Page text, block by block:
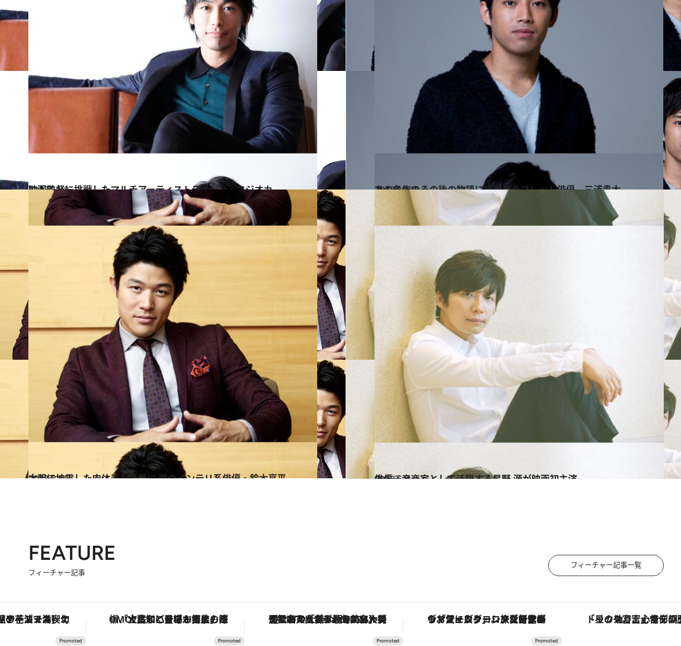
2013.11.8
映画監督に挑戦したマルチアーティストディーン・フジオカ
カルチャー 2013.10.11
あの名作のその後の物語に挑戦サラブレッド俳優 三浦貴大
カルチャー
2013.8.16
大胆に披露した肉体美も話題に 噂のインテリ系俳優・鈴木亮平
カルチャー 2013.6.7
俳優、音楽家として活躍する星野 源が映画初主演
カルチャー
FEATURE
フィーチャー記事
フィーチャー記事一覧
ズッキーニなどをイタリア・トスカーナの郷土料理の手法で満喫！ 「土佐和ハーブかき氷」がOMO7高知に登場！生姜、山椒、大葉など目にも舌にも涼を呼ぶ郷土の味 【銀座で出合う最旬美容】美髪ケアや上質な眠り…セルフケアのアップデートから、特別な名入れギフトまで。大人のための「ReFa GINZA」クルーズ ヴァシュロン・コンスタンタン「オーヴァーシーズ・オートマティック」。旅愛好家のお気に入りコレクションから、ジェンダーレスな新作が登場 「星のや富士」でデジタルデトックス。冨士信仰の歴史